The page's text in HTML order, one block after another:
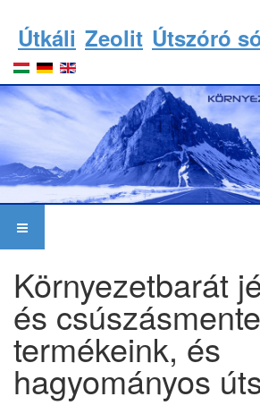
Útkáli Zeolit Útszóró
Környezetbarát
és
termékeink, és
hagyományos